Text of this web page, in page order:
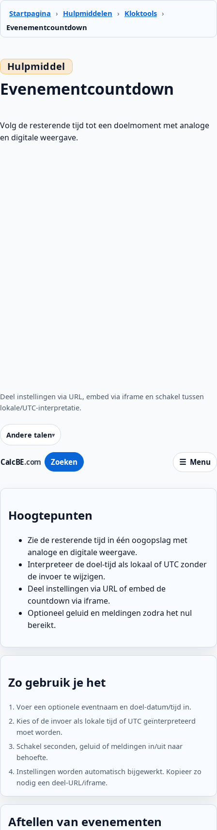
Startpagina › Hulpmiddelen › Kloktools ›
Evenementcountdown
CalcBE.com Zoeken Menu
Evenementcountdown
Volg de resterende tijd tot een doelmoment met analoge
en digitale weergave.
Deel instellingen via URL, embed via iframe en schakel tussen
lokale/UTC-interpretatie.
Andere talen
Hoogtepunten
Zie de resterende tijd in één oogopslag met
analoge en digitale weergave.
Interpreteer de doel-tijd als lokaal of UTC zonder
de invoer te wijzigen.
Deel instellingen via URL of embed de
countdown via iframe.
Optioneel geluid en meldingen zodra het nul
bereikt.
Zo gebruik je het
Voer een optionele eventnaam en doel-datum/tijd in.
Kies of de invoer als lokale tijd of UTC geïnterpreteerd
moet worden.
Schakel seconden, geluid of meldingen in/uit naar
behoefte.
Instellingen worden automatisch bijgewerkt. Kopieer zo
nodig een deel-URL/iframe.
Aftellen van evenementen
Stel